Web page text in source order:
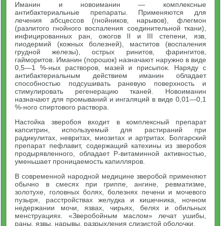
Иманин и новоиманин — комплексные
антибактериальные препараты. Применяются для
лечения абсцессов (гнойников, нарывов), флегмон
(разлитого гнойного воспаления соединительной ткани),
инфицированных ран, ожогов II и III степени, язв,
пиодермий (кожных болезней), маститов (воспаления
грудной железы), острых ринитов, фарингитов,
гайморитов. Иманин (порошок) назначают наружно в виде
0,5—1 %-ных растворов, мазей и присыпок. Наряду с
антибактериальным действием иманин обладает
способностью подсушивать раневую поверхность и
стимулировать регенерацию тканей. Новоиманин
назначают для промываний и ингаляций в виде 0,01—0,1
%-ного спиртового раствора.
Настойка зверобоя входит в комплексный препарат
капситрин, используемый для растираний при
радикулитах, невритах, миозитах и артритах. Болгарский
препарат пефлавит, содержащий катехины из зверобоя
продырявленного, обладает Р-витаминной активностью,
уменьшает проницаемость капилляров.
В современной народной медицине зверобой применяют
обычно в смесях при гриппе, ангине, ревматизме,
золотухе, головных болях, болезнях печени и мочевого
пузыря, расстройствах желудка и кишечника, ночном
недержании мочи, язвах, чирьях, белях и обильных
менструациях. «Зверобойным маслом» лечат ушибы,
раны, язвы, нарывы, разрыхления слизистой оболочки.